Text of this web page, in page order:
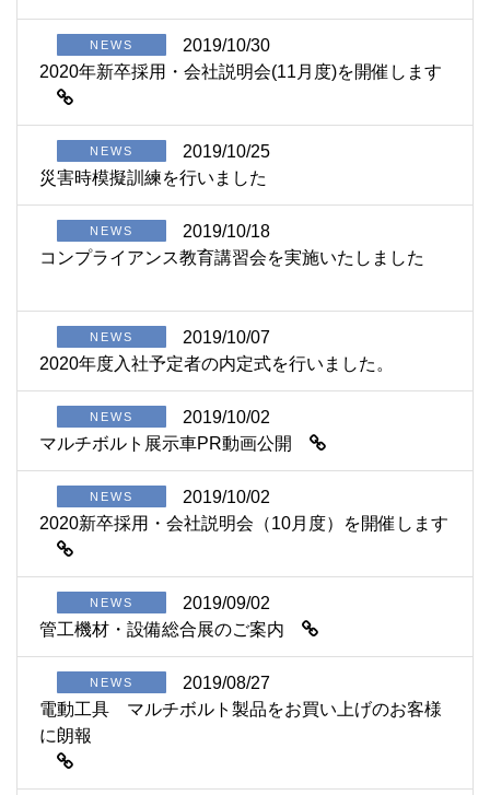
NEWS
2019/10/30
2020年新卒採用・会社説明会(11月度)を開催します
NEWS
2019/10/25
災害時模擬訓練を行いました
NEWS
2019/10/18
コンプライアンス教育講習会を実施いたしました
NEWS
2019/10/07
2020年度入社予定者の内定式を行いました。
NEWS
2019/10/02
マルチボルト展示車PR動画公開
NEWS
2019/10/02
2020新卒採用・会社説明会（10月度）を開催します
NEWS
2019/09/02
管工機材・設備総合展のご案内
NEWS
2019/08/27
電動工具 マルチボルト製品をお買い上げのお客様
に朗報